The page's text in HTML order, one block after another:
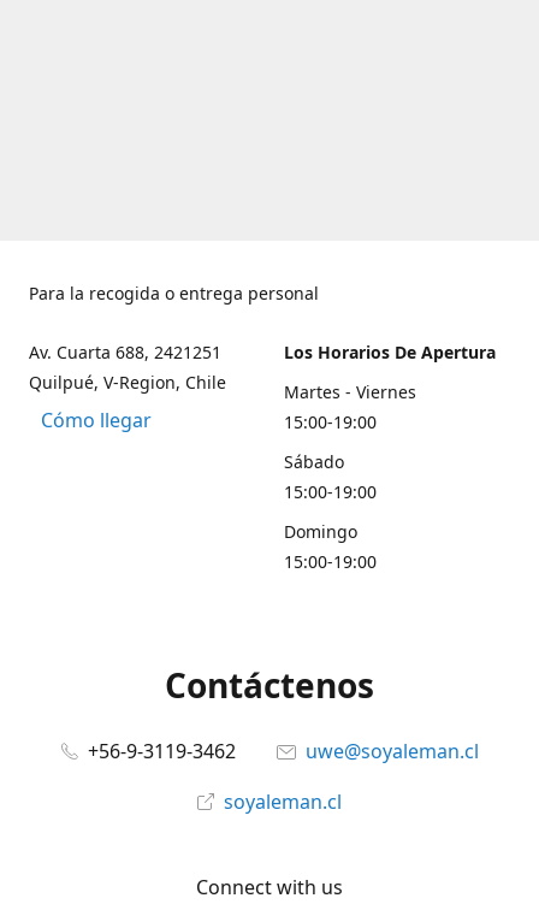
Para la recogida o entrega personal
Av. Cuarta 688, 2421251
Quilpué, V-Region, Chile
Cómo llegar
Los Horarios De Apertura
Martes - Viernes
15:00-19:00
Sábado
15:00-19:00
Domingo
15:00-19:00
Contáctenos
+56-9-3119-3462
uwe@soyaleman.cl
soyaleman.cl
Connect with us